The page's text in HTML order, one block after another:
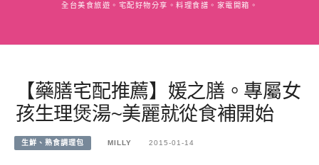
全台美食旅遊。宅配好物分享。料理食譜。家電開箱。
【藥膳宅配推薦】媛之膳。專屬女
孩生理煲湯~美麗就從食補開始
生鮮、熟食調理包 MILLY 2015-01-14